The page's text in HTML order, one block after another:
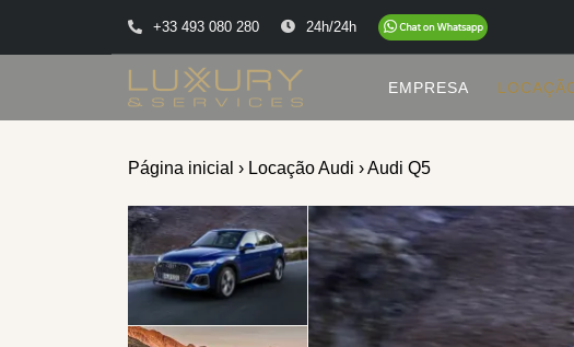
+33 493 080 280 24h/24h
EMPRESA
Página inicial › Locação Audi › Audi Q5